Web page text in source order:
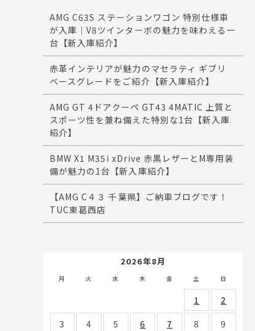
AMG C63S ステーションワゴン 特別仕様車
が入庫｜V8ツインターボの魅力を味わえる一
台【新入庫紹介】
赤革インテリアが魅力のマセラティ ギブリ
ベースグレードをご紹介【新入庫紹介】
AMG GT 4ドアクーペ GT43 4MATIC 上質と
スポーツ性を兼ね備えた特別な1台【新入庫
紹介】
BMW X1 M35i xDrive 赤黒レザーとM専用装
備が魅力の1台【新入庫紹介】
【AMG C４３ 千葉県】ご納車ブログです！
TUC東葛西店
2026年8月
月 火 水 木 金 土 日
1
2
3
4 5 6 7 8
9